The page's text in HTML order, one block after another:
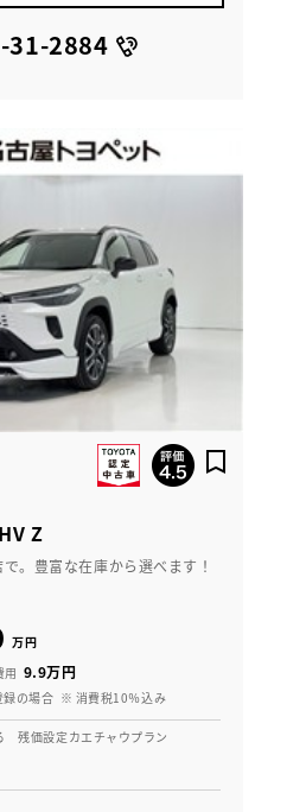
31-2884
Z
。豊富な在庫から選べます！
万円
用 9.9万円
の場合 ※ 消費税10％込み
残価設定カエチャウプラン